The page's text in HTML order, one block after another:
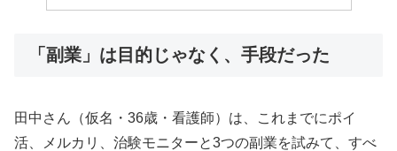
「副業」は目的じゃなく、手段だった
田中さん（仮名・36歳・看護師）は、これまでにポイ
活、メルカリ、治験モニターと3つの副業を試みて、すべ